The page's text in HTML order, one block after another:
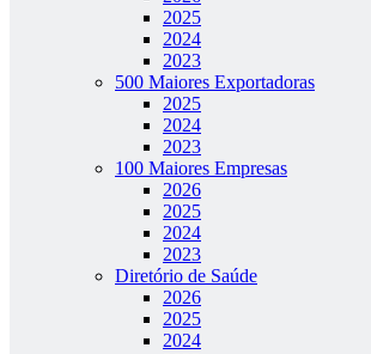
2025
2024
2023
500 Maiores Exportadoras
2025
2024
2023
100 Maiores Empresas
2026
2025
2024
2023
Diretório de Saúde
2026
2025
2024